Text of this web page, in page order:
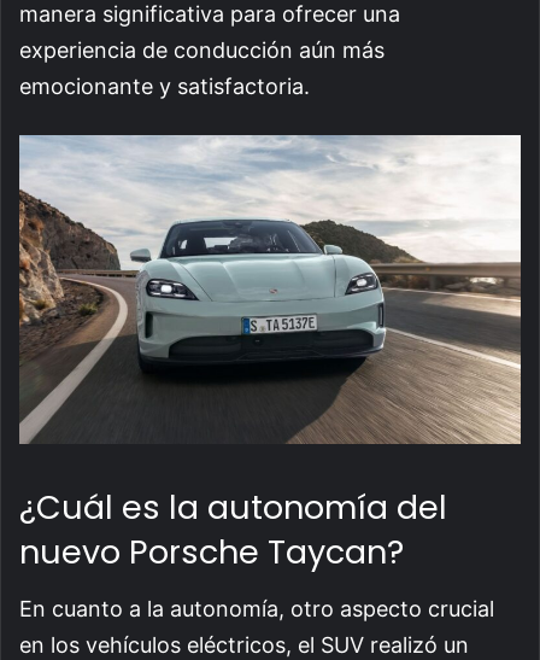
manera significativa para ofrecer una
experiencia de conducción aún más
emocionante y satisfactoria.
¿Cuál es la autonomía del
nuevo Porsche Taycan?
En cuanto a la autonomía, otro aspecto crucial
en los vehículos eléctricos, el SUV realizó un